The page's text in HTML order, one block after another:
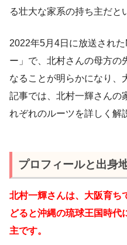
る壮大な家系の持ち主だと
2022年5月4日に放送され
ー」で、北村さんの母方の
なることが明らかになり、
記事では、北村一輝さんの
れぞれのルーツを詳しく解
プロフィールと出身
北村一輝さんは、大阪育ち
どると沖縄の琉球王国時代
主です。